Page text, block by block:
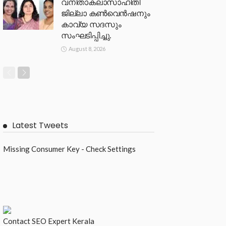
ജില്ലാ കൺവെൻഷനും
കാവ്യ സദസും
സംഘടിപ്പിച്ചു.
August 8, 2026
Latest Tweets
Missing Consumer Key - Check Settings
ContactSEO Expert Kerala